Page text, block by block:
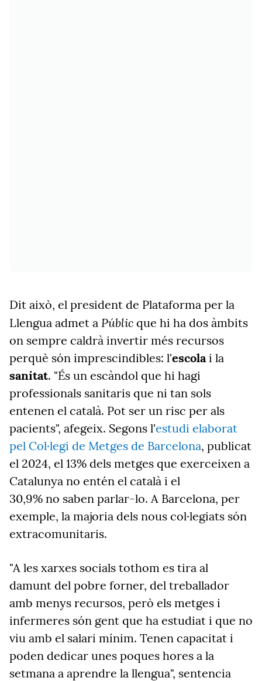
Dit això, el president de Plataforma per la
Llengua admet a Públic que hi ha dos àmbits
on sempre caldrà invertir més recursos
perquè són imprescindibles: l'escolai la
sanitat. "És un escàndol que hi hagi
professionals sanitaris que ni tan sols
entenen el català. Pot ser un risc per als
pacients", afegeix. Segons l'estudi elaborat
pel Col·legi de Metges de Barcelona, publicat
el 2024, el 13% dels metges que exerceixen a
Catalunya no entén el català i el
30,9% no saben parlar-lo. A Barcelona, per
exemple, la majoria dels nous col·legiats són
extracomunitaris.
"A les xarxes socials tothom es tira al
damunt del pobre forner, del treballador
amb menys recursos, però els metges i
infermeres són gent que ha estudiat i que no
viu amb el salari mínim. Tenen capacitat i
poden dedicar unes poques hores a la
setmana a aprendre la llengua", sentencia